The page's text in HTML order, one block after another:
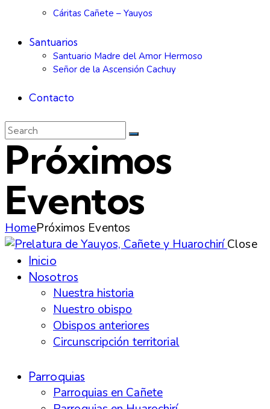
Cáritas Cañete – Yauyos
Santuarios
Santuario Madre del Amor Hermoso
Señor de la Ascensión Cachuy
Contacto
Próximos
Eventos
HomePróximos Eventos
Close
Inicio
Nosotros
Nuestra historia
Nuestro obispo
Obispos anteriores
Circunscripción territorial
Parroquias
Parroquias en Cañete